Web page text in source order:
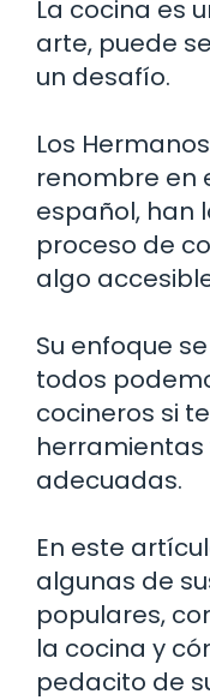
La cocina es
arte, puede
un desafío.
Los
renombre en
español, han
proceso de
algo
Su enfoque
todos
cocineros si
adecuadas.
En este
algunas de
populares,
la cocina y
pedacito de